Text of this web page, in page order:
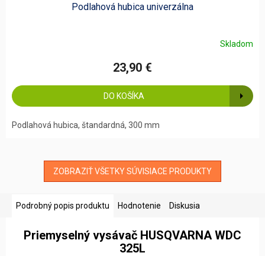
Podlahová hubica univerzálna
Skladom
23,90 €
DO KOŠÍKA
Podlahová hubica, štandardná, 300 mm
ZOBRAZIŤ VŠETKY SÚVISIACE PRODUKTY
Podrobný popis produktu Hodnotenie Diskusia
Priemyselný vysávač HUSQVARNA WDC
325L